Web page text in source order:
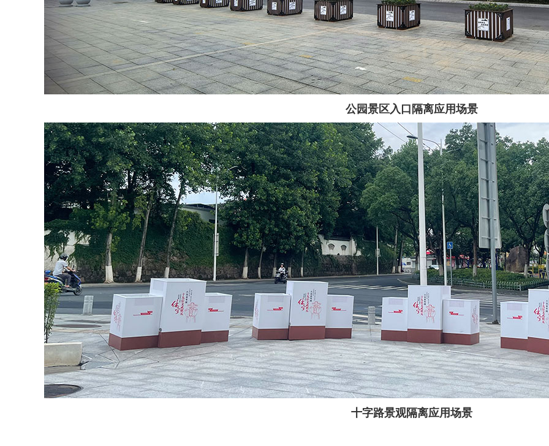
公园景区入口隔离应用场景
十字路景观隔离应用场景